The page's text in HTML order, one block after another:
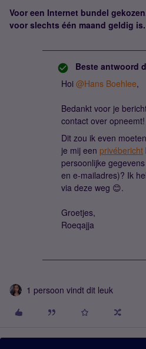
Voor een Internet bundel
voor slechts één maand geldig
Beste antwoord
Hoi @Hans Boehlee,
Bedankt voor je
contact over opneemt!
Dit zou ik even
je mij een privébericht
persoonlijke
en e-mailadres)? Ik
via deze weg 😊.
Groetjes,
Roeqajja
1 persoon vindt dit leuk